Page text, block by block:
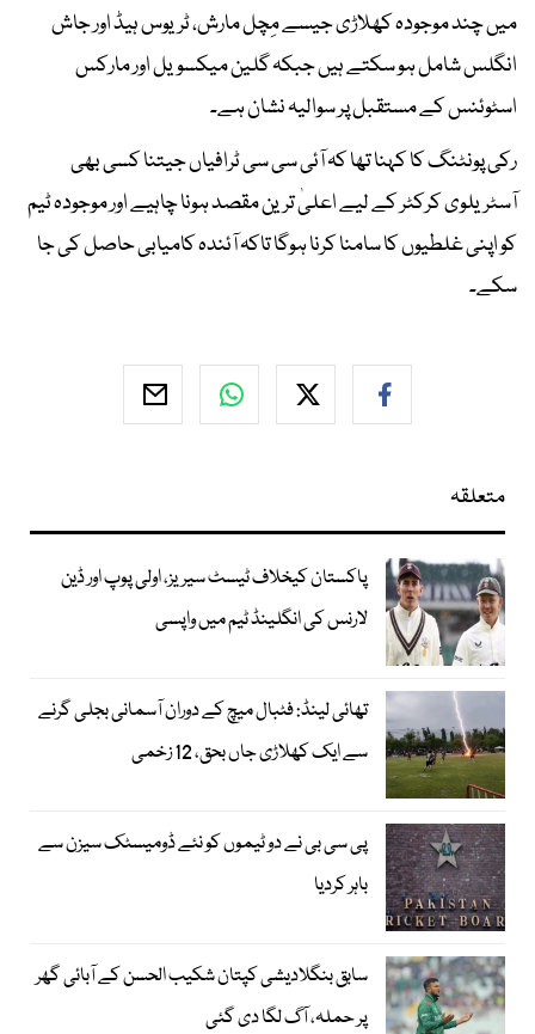
میں چند موجودہ کھلاڑی جیسے مِچل مارش، ٹریوس ہیڈ اور جاش
انگلس شامل ہو سکتے ہیں جبکہ گلین میکسویل اور مارکس
اسٹوئنس کے مستقبل پر سوالیہ نشان ہے۔
رکی پونٹنگ کا کہنا تھا کہ آئی سی سی ٹرافیاں جیتنا کسی بھی
آسٹریلوی کرکٹر کے لیے اعلیٰ ترین مقصد ہونا چاہیے اور موجودہ ٹیم
کو اپنی غلطیوں کا سامنا کرنا ہوگا تاکہ آئندہ کامیابی حاصل کی جا
سکے۔
متعلقہ
پاکستان کیخلاف ٹیسٹ سیریز، اولی پوپ اور ڈین
لارنس کی انگلینڈ ٹیم میں واپسی
تھائی لینڈ: فٹبال میچ کے دوران آسمانی بجلی گرنے
سے ایک کھلاڑی جاں بحق، 12 زخمی
پی سی بی نے دو ٹیموں کو نئے ڈومیسٹک سیزن سے
باہر کردیا
سابق بنگلادیشی کپتان شکیب الحسن کے آبائی گھر
پر حملہ، آگ لگا دی گئی